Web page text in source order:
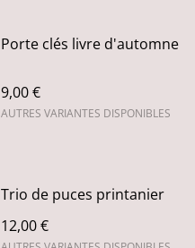
Porte clés livre d'automne
9,00 €
AUTRES VARIANTES DISPONIBLES
Trio de puces printanier
12,00 €